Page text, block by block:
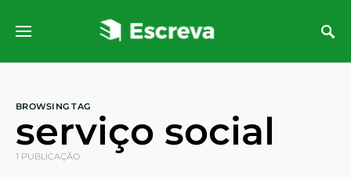
BROWSING TAG
serviço social
1 PUBLICAÇÃO